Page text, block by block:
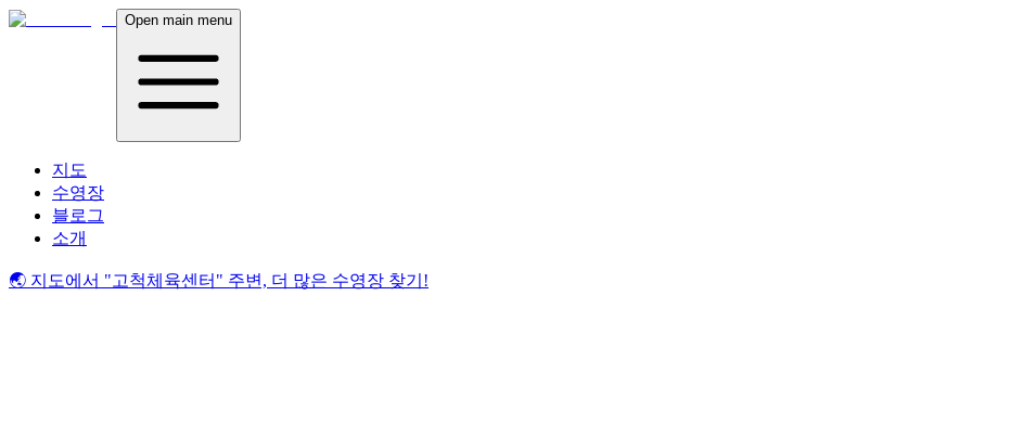
Open main menu
지도
수영장
블로그
소개
🌏 지도에서 "고척체육센터" 주변, 더 많은 수영장 찾기!